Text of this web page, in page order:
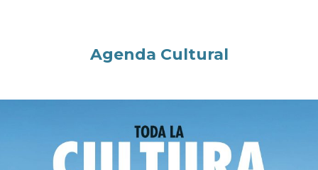
Agenda Cultural